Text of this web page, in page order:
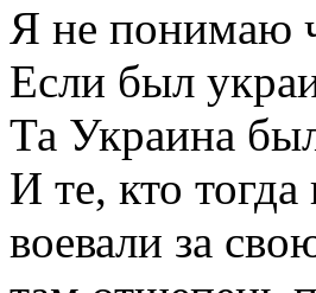
Я не понимаю
Если был
Та Украина
И те, кто
воевали за